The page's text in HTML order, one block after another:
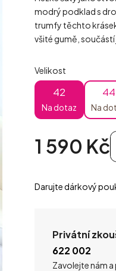
modrý podklad s
trumfy těchto
všité gumě,
Velikost
42
Na dotaz
44
Na
1 590 Kč
Darujte dárkový
Privátní
622 002
Zavolejte nám